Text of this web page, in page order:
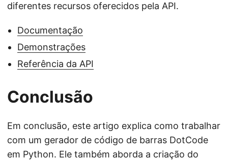
diferentes recursos oferecidos pela API.
Documentação
Demonstrações
Referência da API
Conclusão
Em conclusão, este artigo explica como trabalhar
com um gerador de código de barras DotCode
em Python. Ele também aborda a criação do